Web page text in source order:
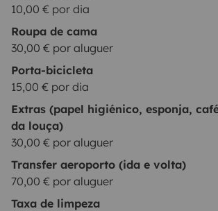
10,00 € por dia
Roupa de cama
30,00 € por aluguer
Porta-bicicleta
15,00 € por dia
Extras (papel higiénico, esponja,
da louça)
30,00 € por aluguer
Transfer aeroporto (ida e volta)
70,00 € por aluguer
Taxa de limpeza